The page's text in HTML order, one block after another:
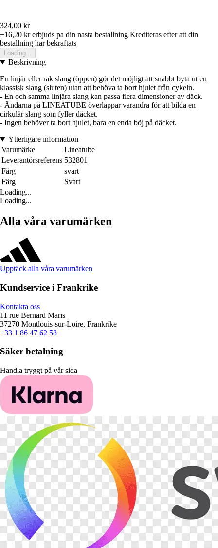
324,00 kr
+16,20 krerbjuds pa din nasta bestallning Krediteras efter att din
bestallning har bekraftats
Loading...
Beskrivning
En linjär eller rak slang (öppen) gör det möjligt att snabbt byta ut en
klassisk slang (sluten) utan att behöva ta bort hjulet från cykeln.
- En och samma linjära slang kan passa flera dimensioner av däck.
- Ändarna på LINEATUBE överlappar varandra för att bilda en
cirkulär slang som fyller däcket.
- Ingen behöver ta bort hjulet, bara en enda böj på däcket.
Ytterligare information
Varumärke
Lineatube
Leverantörsreferens 532801
Färg
svart
Färg
Svart
Loading...
Loading...
Alla våra varumärken
Upptäck alla våra varumärken
Kundservice i Frankrike
Kontakta oss
11 rue Bernard Maris
37270 Montlouis-sur-Loire, Frankrike
+33 1 86 47 62 58
Säker betalning
Handla tryggt på vår sida